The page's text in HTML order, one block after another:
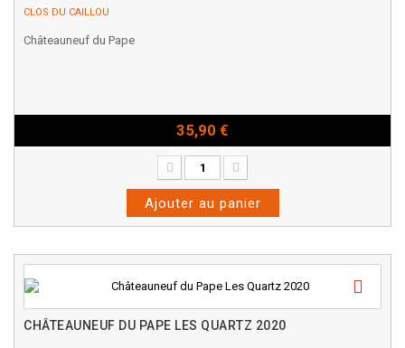
CLOS DU CAILLOU
Châteauneuf du Pape
35,90 €
Ajouter au panier
CHÂTEAUNEUF DU PAPE LES QUARTZ 2020